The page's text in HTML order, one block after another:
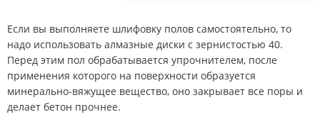
Если вы выполняете шлифовку полов самостоятельно, то
надо использовать алмазные диски с зернистостью 40.
Перед этим пол обрабатывается упрочнителем, после
применения которого на поверхности образуется
минерально-вяжущее вещество, оно закрывает все поры и
делает бетон прочнее.